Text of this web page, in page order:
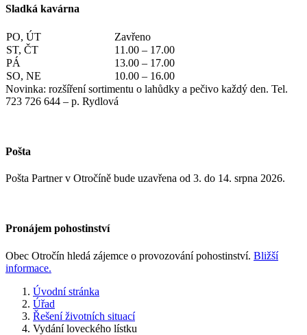
Sladká kavárna
PO, ÚT
Zavřeno
ST, ČT
11.00 – 17.00
PÁ
13.00 – 17.00
SO, NE
10.00 – 16.00
Novinka: rozšíření sortimentu o lahůdky a pečivo každý den. Tel.
723 726 644 – p. Rydlová
Pošta
Pošta Partner v Otročíně bude uzavřena od 3. do 14. srpna 2026.
Pronájem pohostinství
Obec Otročín hledá zájemce o provozování pohostinství. Bližší
informace.
Úvodní stránka
Úřad
Řešení životních situací
Vydání loveckého lístku